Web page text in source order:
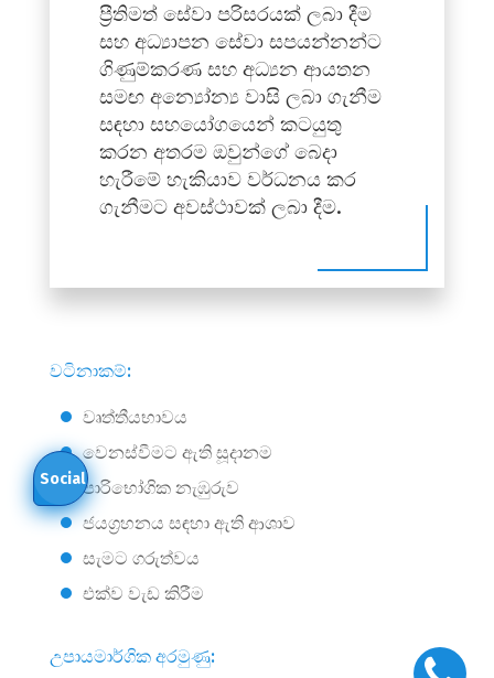
ප්‍රීතිමත් සේවා පරිසරයක් ලබා දීම
සහ අධ්‍යාපන සේවා සපයන්නන්ට
ගිණුම්කරණ සහ අධ්‍යන ආයතන
සමඟ අන්‍යෝන්‍ය වාසි ලබා ගැනීම
සඳහා සහයෝගයෙන් කටයුතු
කරන අතරම ඔවුන්ගේ බෙදා
හැරීමේ හැකියාව වර්ධනය කර
ගැනීමට අවස්ථාවක් ලබා දීම.
වටිනාකම්:
වෘත්තීයභාවය
වෙනස්වීමට ඇති සූදානම
පාරිභෝගික නැඹුරුව
ජයග්‍රහනය සඳහා ඇති ආශාව
සැමට ගරුත්වය
එක්ව වැඩ කිරීම
උපායමාර්ගික අරමුණු:
Social